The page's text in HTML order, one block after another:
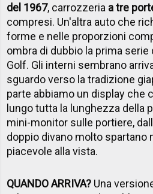
del 1967, carrozzeria a tre
compresi. Un'altra auto che
forme e nelle proporzioni
ombra di dubbio la prima serie
Golf. Gli interni sembrano
sguardo verso la tradizione
parte abbiamo un display che
lungo tutta la lunghezza della
mini-monitor sulle portiere,
doppio divano molto spartano
piacevole alla vista.
QUANDO ARRIVA? Una